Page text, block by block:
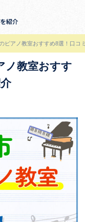
紹介
ピアノ教室おすすめ8選！口コ
ノ教室おすす